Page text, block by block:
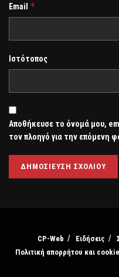
Email *
Ιστότοπος
Αποθήκευσε το όνομά μου,
τον πλοηγό για την επόμενη
CP-Web Ειδήσεις
Πολιτική απορρήτου και